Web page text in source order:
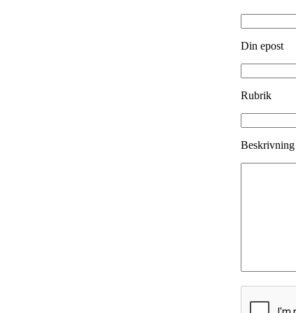
Din epost
Rubrik
Beskrivning